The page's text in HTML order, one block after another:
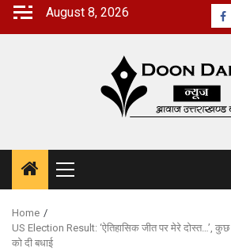
Skip
August 8, 2026
Primary
Menu
Home
US Election Result: ‘ऐतिहासिक जीत पर मेरे दोस्त…’,
को दी बधाई